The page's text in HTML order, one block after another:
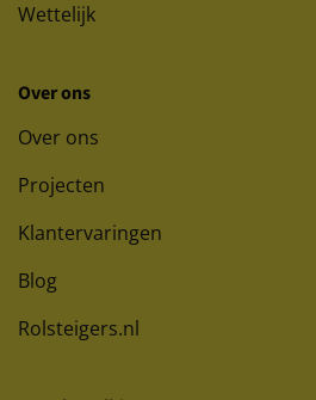
Wettelijk
Over ons
Over ons
Projecten
Klantervaringen
Blog
Rolsteigers.nl